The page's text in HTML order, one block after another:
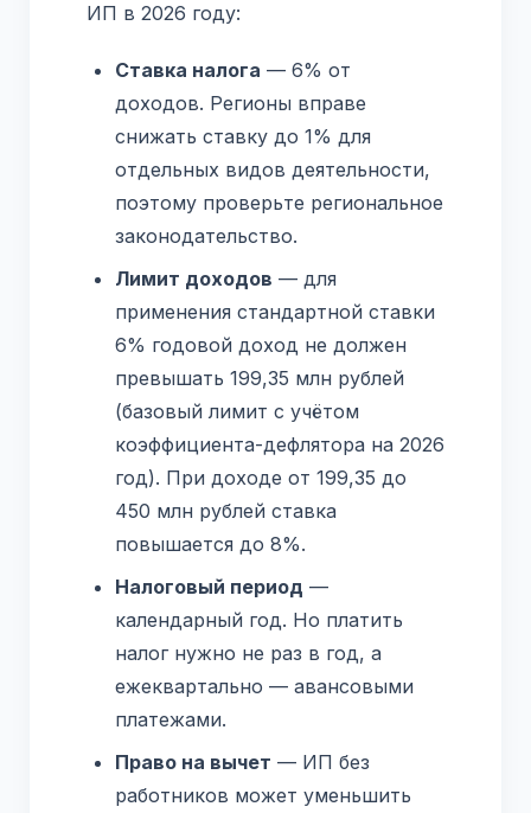
ИП в 2026 году:
Ставка налога — 6% от
доходов. Регионы вправе
снижать ставку до 1% для
отдельных видов деятельности,
поэтому проверьте региональное
законодательство.
Лимит доходов — для
применения стандартной ставки
6% годовой доход не должен
превышать 199,35 млн рублей
(базовый лимит с учётом
коэффициента-дефлятора на 2026
год). При доходе от 199,35 до
450 млн рублей ставка
повышается до 8%.
Налоговый период —
календарный год. Но платить
налог нужно не раз в год, а
ежеквартально — авансовыми
платежами.
Право на вычет — ИП без
работников может уменьшить